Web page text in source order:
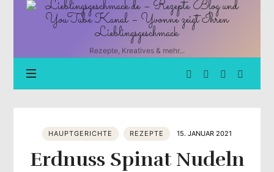
Lieblingsgeschmack.de
Rezepte
und
YouTube
Kanal
zeigt
Ihren
Lieblingsgeschmack
Rezepte, Kreatives & mehr...
HAUPTGERICHTE REZEPTE 15. JANUAR 2021
Erdnuss Spinat Nudeln